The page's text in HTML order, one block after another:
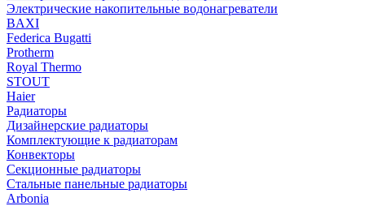
Электрические накопительные водонагреватели
BAXI
Federica Bugatti
Protherm
Royal Thermo
STOUT
Haier
Радиаторы
Дизайнерские радиаторы
Комплектующие к радиаторам
Конвекторы
Секционные радиаторы
Стальные панельные радиаторы
Arbonia